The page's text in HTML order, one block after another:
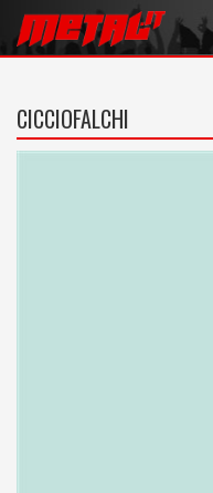
CICCIOFALCHI